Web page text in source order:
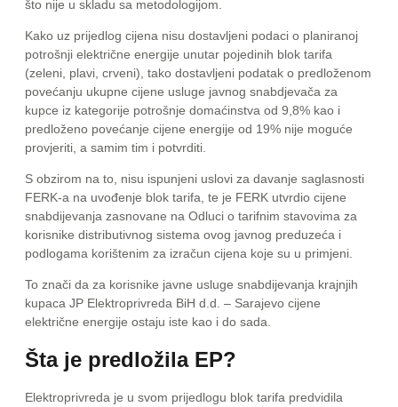
što nije u skladu sa metodologijom.
Kako uz prijedlog cijena nisu dostavljeni podaci o planiranoj
potrošnji električne energije unutar pojedinih blok tarifa
(zeleni, plavi, crveni), tako dostavljeni podatak o predloženom
povećanju ukupne cijene usluge javnog snabdjevača za
kupce iz kategorije potrošnje domaćinstva od 9,8% kao i
predloženo povećanje cijene energije od 19% nije moguće
provjeriti, a samim tim i potvrditi.
S obzirom na to, nisu ispunjeni uslovi za davanje saglasnosti
FERK-a na uvođenje blok tarifa, te je FERK utvrdio cijene
snabdijevanja zasnovane na Odluci o tarifnim stavovima za
korisnike distributivnog sistema ovog javnog preduzeća i
podlogama korištenim za izračun cijena koje su u primjeni.
To znači da za korisnike javne usluge snabdijevanja krajnjih
kupaca JP Elektroprivreda BiH d.d. – Sarajevo cijene
električne energije ostaju iste kao i do sada.
Šta je predložila EP?
Elektroprivreda je u svom prijedlogu blok tarifa predvidila